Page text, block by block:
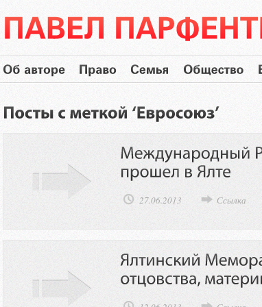
27.06.2013 Ссылка